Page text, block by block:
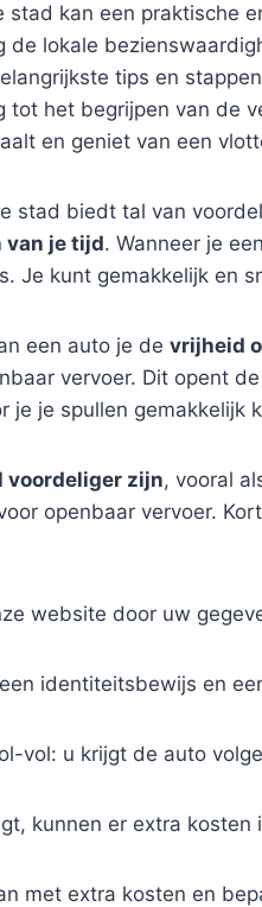
stad kan een praktische
de lokale
tips en
tot het begrijpen van de
en geniet van een
stad biedt tal van
van je tijd. Wanneer je
Je kunt gemakkelijk en
een auto je de vrijheid
vervoer. Dit opent
je je spullen gemakkelijk
voordeliger zijn, vooral
openbaar vervoer.
website door uw
identiteitsbewijs en
vol: u krijgt de auto
kunnen er extra
met extra kosten en